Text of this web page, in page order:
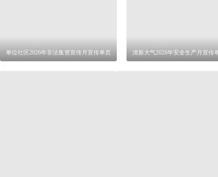
单位社区2026年非法集资宣传月宣传单页 清新大气2026年安全生产月宣传